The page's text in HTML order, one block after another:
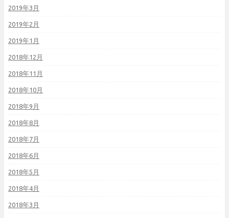
2019年3月
2019年2月
2019年1月
2018年12月
2018年11月
2018年10月
2018年9月
2018年8月
2018年7月
2018年6月
2018年5月
2018年4月
2018年3月